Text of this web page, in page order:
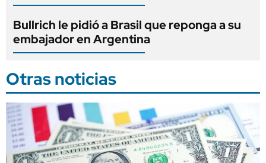
Bullrich le pidió a Brasil que reponga a su
embajador en Argentina
Otras noticias